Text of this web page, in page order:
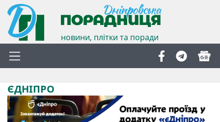
новини, плітки та поради
ЄДНІПРО